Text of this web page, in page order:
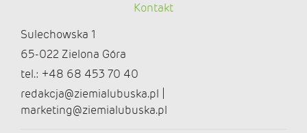
Kontakt
Sulechowska 1
65-022 Zielona Góra
tel.: +48 68 453 70 40
redakcja@ziemialubuska.pl |
marketing@ziemialubuska.pl